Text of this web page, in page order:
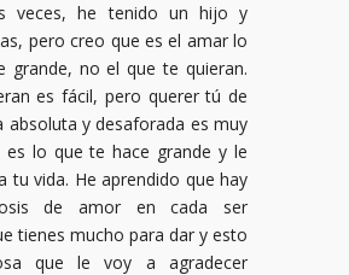
veces, he tenido un hijo y
pero creo que es el amar lo
grande, no el que te quieran.
es fácil, pero querer tú de
absoluta y desaforada es muy
es lo que te hace grande y le
tu vida. He aprendido que hay
de amor en cada ser
tienes mucho para dar y esto
que le voy a agradecer